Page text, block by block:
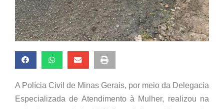
A Polícia Civil de Minas Gerais, por meio da Delegacia
Especializada de Atendimento à Mulher, realizou na